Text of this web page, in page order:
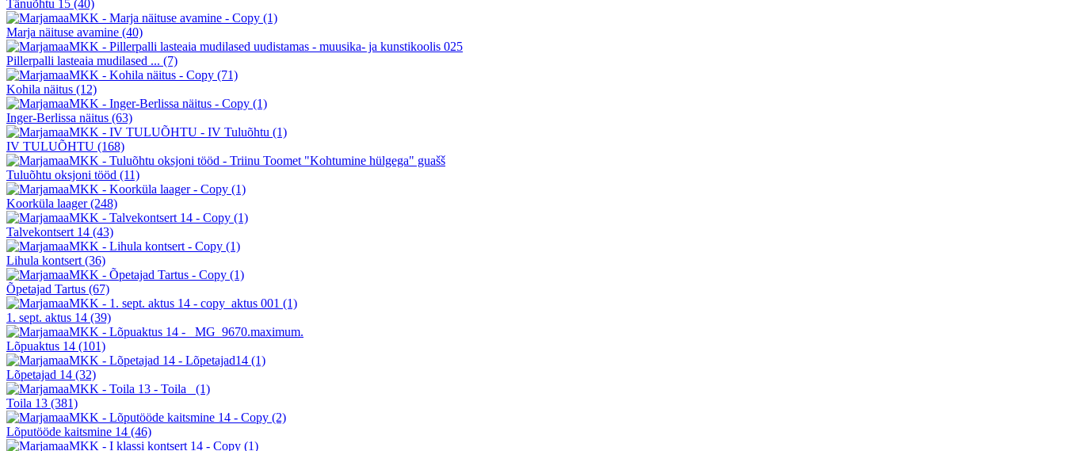
Tänuõhtu 15 (40)
Marja näituse avamine (40)
Pillerpalli lasteaia mudilased ... (7)
Kohila näitus (12)
Inger-Berlissa näitus (63)
IV TULUÕHTU (168)
Tuluõhtu oksjoni tööd (11)
Koorküla laager(248)
Talvekontsert 14 (43)
Lihula kontsert (36)
Õpetajad Tartus (67)
1. sept. aktus 14 (39)
Lõpuaktus 14 (101)
Lõpetajad 14 (32)
Toila 13 (381)
Lõputööde kaitsmine 14 (46)